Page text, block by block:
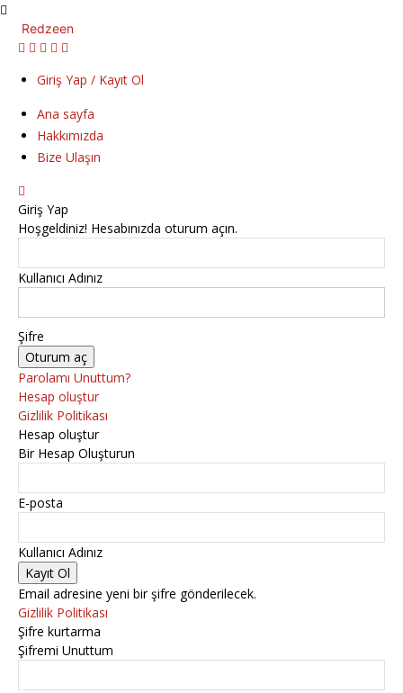
Redzeen
Giriş Yap / Kayıt Ol
Ana sayfa
Hakkımızda
Bize Ulaşın
Giriş Yap
Hoşgeldiniz! Hesabınızda oturum açın.
Kullanıcı Adınız
Şifre
Parolamı Unuttum?
Hesap oluştur
Gizlilik Politikası
Hesap oluştur
Bir Hesap Oluşturun
E-posta
Kullanıcı Adınız
Email adresine yeni bir şifre gönderilecek.
Gizlilik Politikası
Şifre kurtarma
Şifremi Unuttum